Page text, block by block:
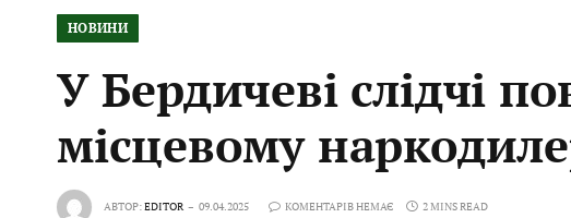
НОВИНИ
У Бердичеві слідчі
місцевому
АВТОР:EDITOR 09.04.2025 КОМЕНТАРІВ НЕМАЄ 2 MINS READ